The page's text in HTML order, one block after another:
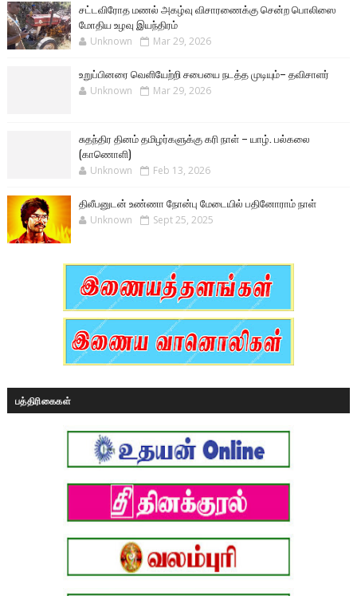
சட்டவிரோத மணல் அகழ்வு விசாரணைக்கு சென்ற பொலிஸை
மோதிய உழவு இயந்திரம்
Unknown Mar 29, 2026
உறுப்பினரை வெளியேற்றி சபையை நடத்த முடியும்– தவிசாளர்
Unknown Mar 29, 2026
சுதந்திர தினம் தமிழர்களுக்கு கரி நாள் – யாழ். பல்கலை
(காணொளி)
Unknown Feb 13, 2026
திலீபனுடன் உண்ணா நோன்பு மேடையில் பதினோராம் நாள்
Unknown Sept 25, 2025
பத்திரிகைகள்